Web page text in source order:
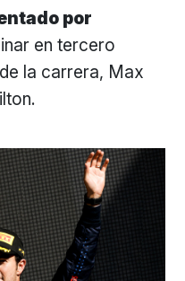
por
en tercero
la carrera, Max